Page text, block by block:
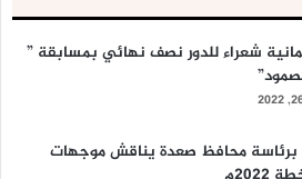
شعراء للدور نصف نهائي بمسابقة ”
برئاسة محافظ صعدة يناقش موجهات